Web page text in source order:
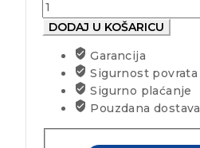
DODAJ U KOŠARICU
Garancija
Sigurnost povrata
Sigurno plaćanje
Pouzdana dostava